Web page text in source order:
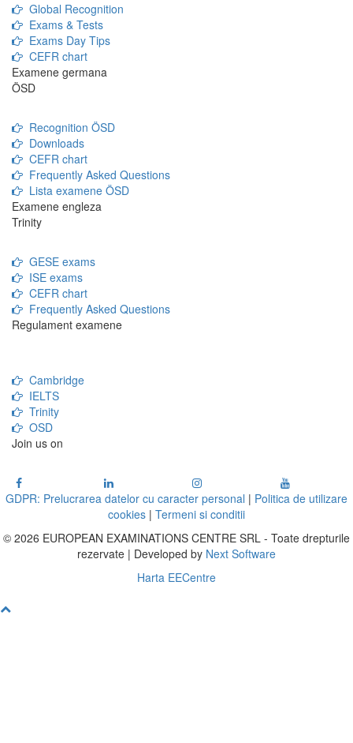
Global Recognition
Exams & Tests
Exams Day Tips
CEFR chart
Examene germana
ÖSD
Recognition ÖSD
Downloads
CEFR chart
Frequently Asked Questions
Lista examene ÖSD
Examene engleza
Trinity
GESE exams
ISE exams
CEFR chart
Frequently Asked Questions
Regulament examene
Cambridge
IELTS
Trinity
OSD
Join us on
GDPR: Prelucrarea datelor cu caracter personal | Politica de utilizare
cookies | Termeni si conditii
© 2026 EUROPEAN EXAMINATIONS CENTRE SRL - Toate drepturile
rezervate | Developed by Next Software
Harta EECentre